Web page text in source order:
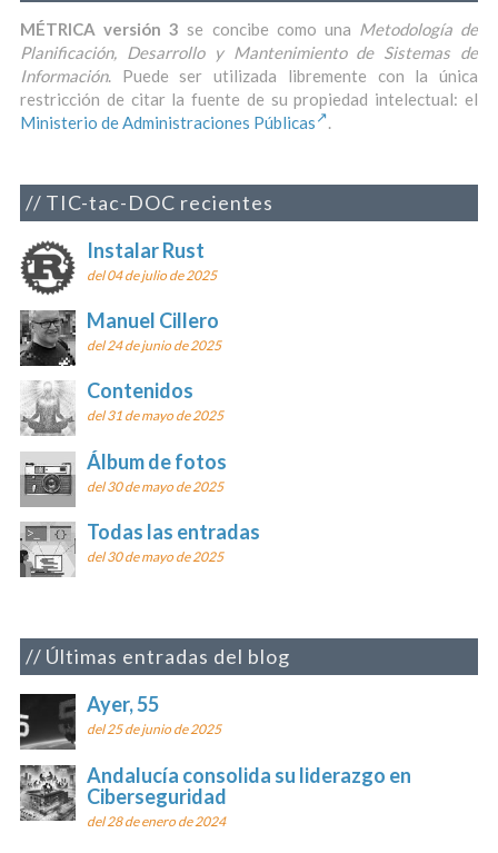
MÉTRICA versión 3 se concibe como una Metodología de
Planificación, Desarrollo y Mantenimiento de Sistemas de
Información. Puede ser utilizada libremente con la única
restricción de citar la fuente de su propiedad intelectual: el
Ministerio de Administraciones Públicas
.
TIC-tac-DOC recientes
Instalar Rust
del 04 de julio de 2025
Manuel Cillero
del 24 de junio de 2025
Contenidos
del 31 de mayo de 2025
Álbum de fotos
del 30 de mayo de 2025
Todas las entradas
del 30 de mayo de 2025
Últimas entradas del blog
Ayer, 55
del 25 de junio de 2025
Andalucía consolida su liderazgo en
Ciberseguridad
del 28 de enero de 2024